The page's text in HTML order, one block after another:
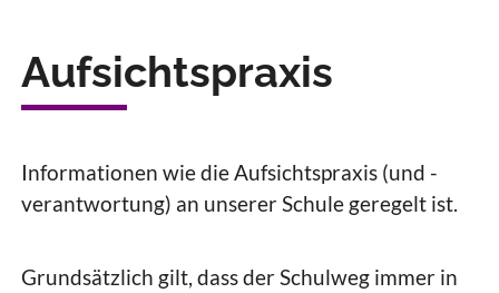
Aufsichtspraxis
Informationen wie die Aufsichtspraxis (und -
verantwortung) an unserer Schule geregelt ist.
Grundsätzlich gilt, dass der Schulweg immer in